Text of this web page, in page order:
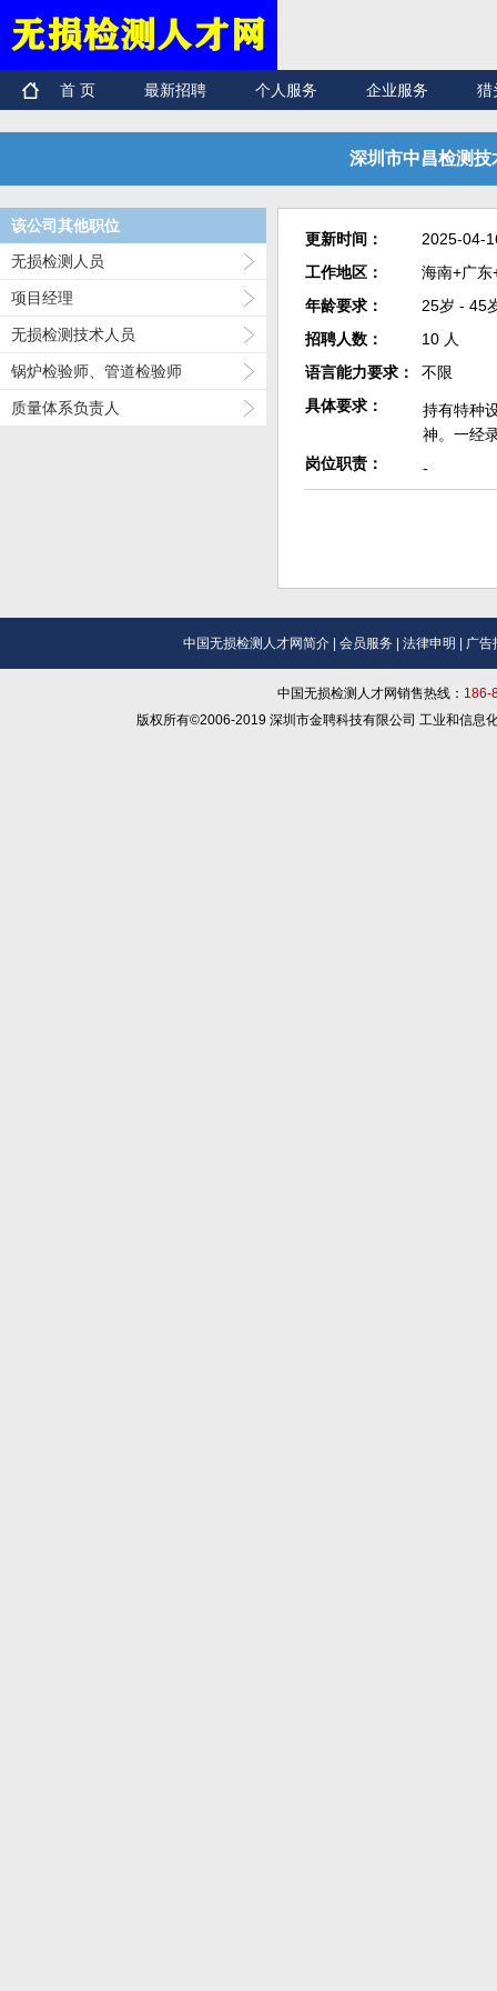
首 页 最新招聘 个人服务 企业服务 猎
深圳市中昌检测
该公司其他职位
无损检测人员
项目经理
无损检测技术人员
锅炉检验师、管道检验师
质量体系负责人
更新时间：
2025-04-
工作地区：
海南+广东
年龄要求：
25岁 - 45
招聘人数：
10 人
语言能力要求：
不限
具体要求：
持有特种
神。一经
岗位职责：
-
中国无损检测人才网简介 |会员服务 |法律申明 广告
中国无损检测人才网销售热线： 186-
版权所有©2006-2019 深圳市金聘科技有限公司 工业和信息